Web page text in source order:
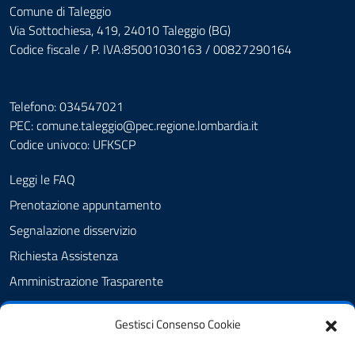
Gestisci Consenso Cookie
Comune di Taleggio
Via Sottochiesa, 419, 24010 Taleggio (BG)
Codice fiscale / P. IVA:85001030163 / 00827290164
Telefono: 034547021
PEC:comune.taleggio@pec.regione.lombardia.it
Codice univoco: UFKSCP
Leggi le FAQ
Prenotazione appuntamento
Segnalazione disservizio
Richiesta Assistenza
Amministrazione Trasparente
Albo pretorio dal 8.11.23
Albo pretorio fino al 7.11.23